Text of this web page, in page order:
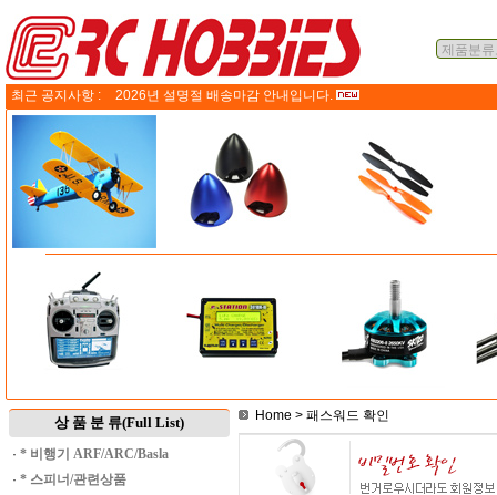
최근 공지사항 : 2026년 설명절 배송마감 안내입니다.
상 품 분 류(Full List)
· * 비행기 ARF/ARC/Basla
· * 스피너/관련상품
Home > 패스워드 확인